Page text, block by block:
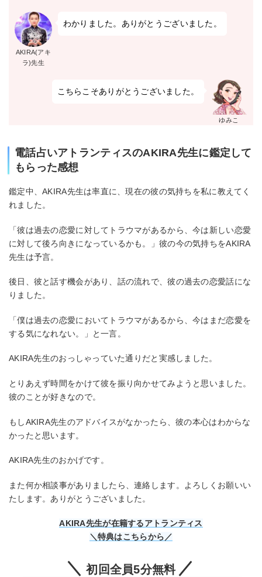
AKIRA(アキ
ラ)先生
わかりました。ありがとうございました。
ゆみこ
こちらこそありがとうございました。
電話占いアトランティスのAKIRA先生に鑑定して
もらった感想
鑑定中、AKIRA先生は率直に、現在の彼の気持ちを私に教えてく
れました。
「彼は過去の恋愛に対してトラウマがあるから、今は新しい恋愛
に対して後ろ向きになっているかも。」彼の今の気持ちをAKIRA
先生は予言。
後日、彼と話す機会があり、話の流れで、彼の過去の恋愛話にな
りました。
「僕は過去の恋愛においてトラウマがあるから、今はまだ恋愛を
する気になれない。」と一言。
AKIRA先生のおっしゃっていた通りだと実感しました。
とりあえず時間をかけて彼を振り向かせてみようと思いました。
彼のことが好きなので。
もしAKIRA先生のアドバイスがなかったら、彼の本心はわからな
かったと思います。
AKIRA先生のおかげです。
また何か相談事がありましたら、連絡します。よろしくお願いい
たします。ありがとうございました。
AKIRA先生が在籍するアトランティス
＼特典はこちらから／
初回全員5分無料